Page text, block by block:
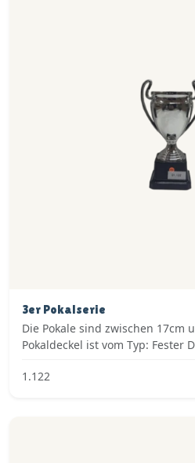
3er Pokalserie
Die Pokale sind zwischen 17cm
Pokaldeckel ist vom Typ: Fester
1.122